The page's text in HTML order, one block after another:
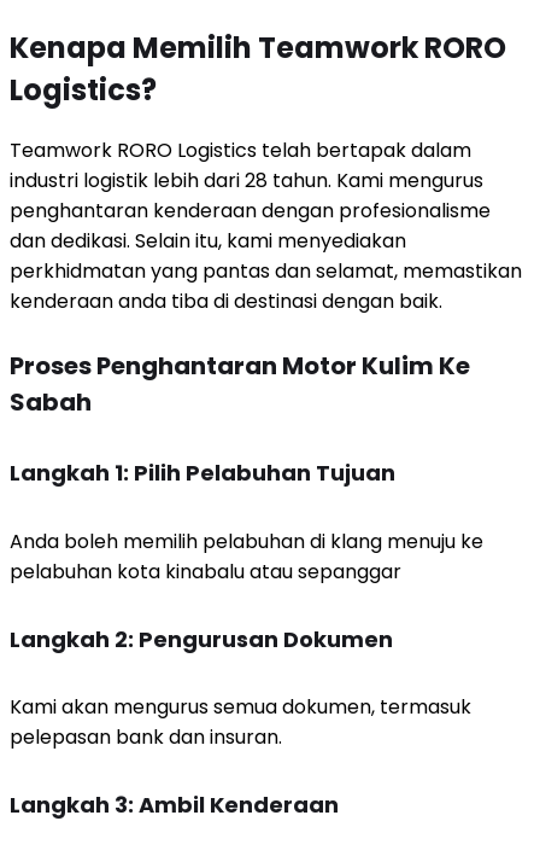
Kenapa Memilih Teamwork RORO
Logistics?
Teamwork RORO Logistics telah bertapak dalam
industri logistik lebih dari 28 tahun. Kami mengurus
penghantaran kenderaan dengan profesionalisme
dan dedikasi. Selain itu, kami menyediakan
perkhidmatan yang pantas dan selamat, memastikan
kenderaan anda tiba di destinasi dengan baik.
Proses Penghantaran Motor Kulim Ke
Sabah
Langkah 1: Pilih Pelabuhan Tujuan
Anda boleh memilih pelabuhan di klang menuju ke
pelabuhan kota kinabalu atau sepanggar
Langkah 2: Pengurusan Dokumen
Kami akan mengurus semua dokumen, termasuk
pelepasan bank dan insuran.
Langkah 3: Ambil Kenderaan